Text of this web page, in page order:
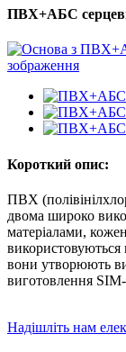
ПВХ+АБС
Короткий опис:
ПВХ
двома широко
матеріалами,
використовуються
вони утворюють
виготовлення
Надішліть нам